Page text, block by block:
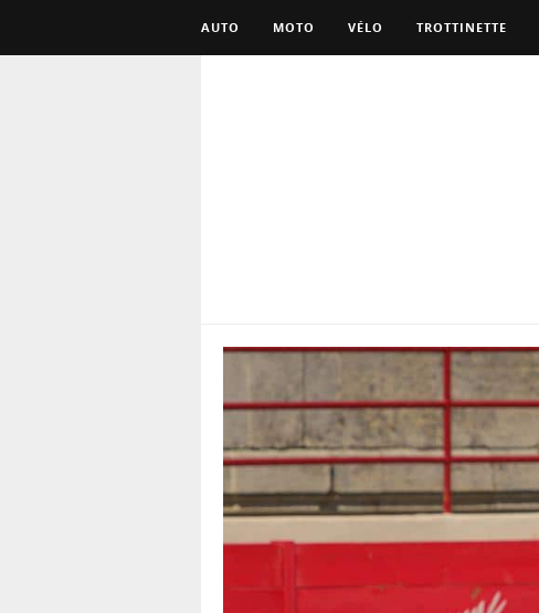
AUTO MOTO VÉLO TROTTINETTE